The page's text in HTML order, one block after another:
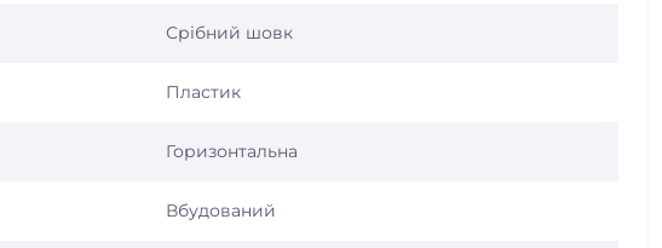
Срібний шовк
Пластик
Горизонтальна
Вбудований